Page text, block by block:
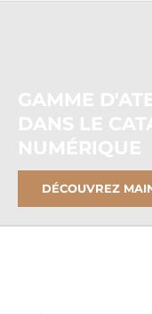
DÉCOUVREZ